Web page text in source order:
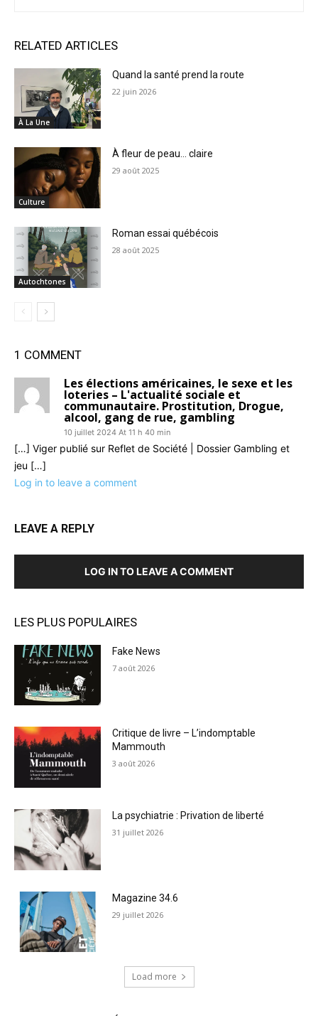
RELATED ARTICLES
À La Une
Quand la santé prend la route
22 juin 2026
Culture
À fleur de peau… claire
29 août 2025
Autochtones
Roman essai québécois
28 août 2025
1 COMMENT
Les élections américaines, le sexe et les
loteries – L'actualité sociale et
communautaire. Prostitution, Drogue,
alcool, gang de rue, gambling
10 juillet 2024 At 11 h 40 min
[…] Viger publié sur Reflet de Société | Dossier Gambling et
jeu […]
Log in to leave a comment
LEAVE A REPLY
LOG IN TO LEAVE A COMMENT
LES PLUS POPULAIRES
Fake News
7 août 2026
Critique de livre – L’indomptable
Mammouth
3 août 2026
La psychiatrie : Privation de liberté
31 juillet 2026
Magazine 34.6
29 juillet 2026
Load more